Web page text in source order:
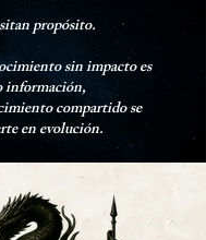
propósito.
sin impacto es
información,
compartido se
en evolución.